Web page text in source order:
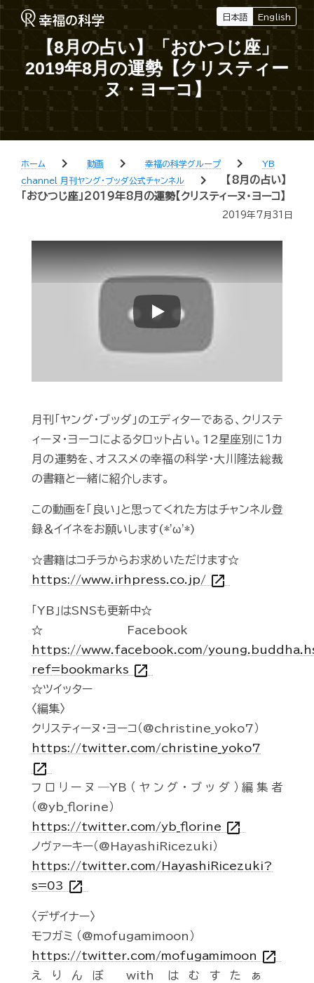
日本語 English
【8月の占い】「おひつじ座」
2019年8月の運勢【クリスティー
ヌ・ヨーコ】
ホーム chevron_right 動画 chevron_right 幸福の科学グループ chevron_right
YB
channel 月刊ヤング・ブッダ公式チャンネル
chevron_right
【8月の占い】
「おひつじ座」2019年8月の運勢【クリスティーヌ・ヨーコ】
2019年7月31日
Play
月刊「ヤング・ブッダ」のエディターである、クリステ
ィーヌ・ヨーコによるタロット占い。12星座別に１カ
月の運勢を、オススメの幸福の科学・大川隆法総裁
の書籍と一緒に紹介します。
この動画を「良い」と思ってくれた方はチャンネル登
録＆イイネをお願いします(*'ω'*)
☆書籍はコチラからお求めいただけます☆
https://www.irhpress.co.jp/ open_in_new
「YB」はSNSも更新中☆
☆Facebook
https://www.facebook.com/
ref=bookmarks open_in_new
☆ツイッター
〈編集〉
クリスティーヌ・ヨーコ（@christine_yoko7）
https://twitter.com/christine_yoko7
open_in_new
フロリーヌ―YB（ヤング・ブッダ）編集者
（@yb_florine）
https://twitter.com/yb_florine open_in_new
ノヴァーキー（@HayashiRicezuki）
https://twitter.com/HayashiRicezuki?
s=03 open_in_new
〈デザイナー〉
モフガミ （@mofugamimoon）
https://twitter.com/mofugamimoon open_in_new
えりんぼ with はむすたぁ